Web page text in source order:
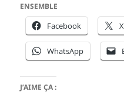
ENSEMBLE
Facebook X
WhatsApp
J’AIME ÇA :